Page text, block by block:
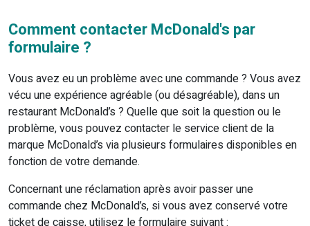
Comment contacter McDonald's par
formulaire ?
Vous avez eu un problème avec une commande ? Vous avez
vécu une expérience agréable (ou désagréable), dans un
restaurant McDonald’s ? Quelle que soit la question ou le
problème, vous pouvez contacter le service client de la
marque McDonald’s via plusieurs formulaires disponibles en
fonction de votre demande.
Concernant une réclamation après avoir passer une
commande chez McDonald’s, si vous avez conservé votre